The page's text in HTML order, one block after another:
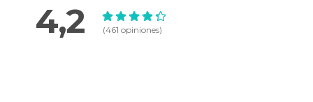
4,2 (461 opiniones)